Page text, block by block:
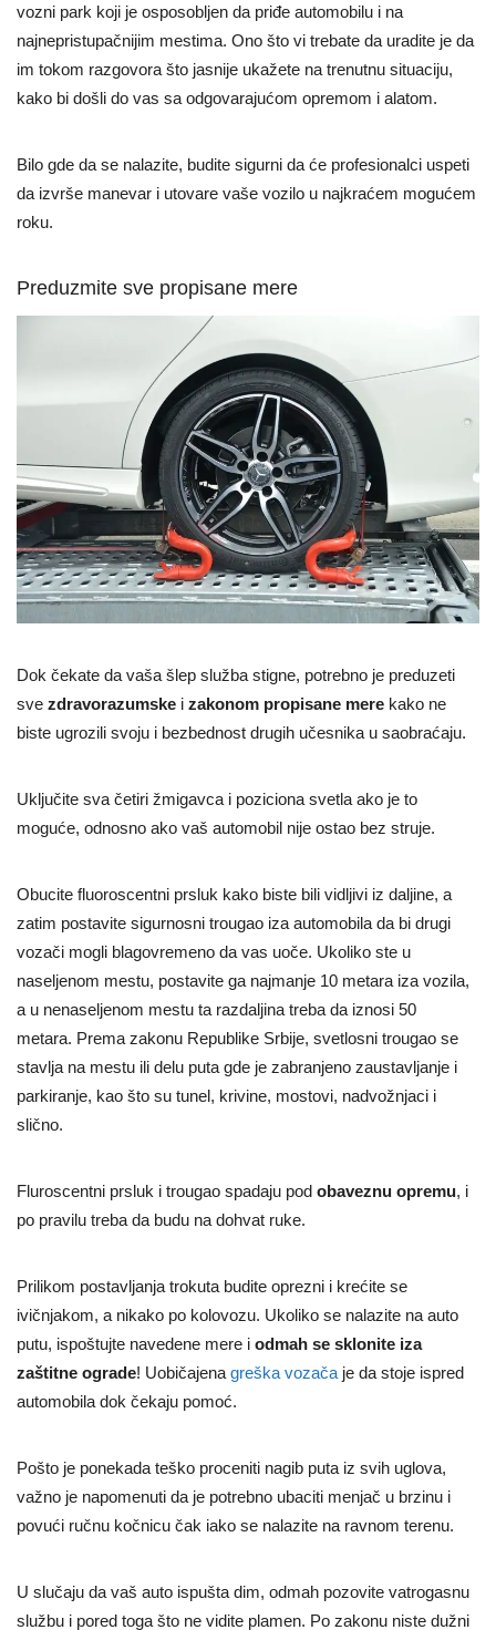
vozni park koji je osposobljen da priđe automobilu i na
najnepristupačnijim mestima. Ono što vi trebate da uradite je da
im tokom razgovora što jasnije ukažete na trenutnu situaciju,
kako bi došli do vas sa odgovarajućom opremom i alatom.
Bilo gde da se nalazite, budite sigurni da će profesionalci uspeti
da izvrše manevar i utovare vaše vozilo u najkraćem mogućem
roku.
Preduzmite sve propisane mere
Dok čekate da vaša šlep služba stigne, potrebno je preduzeti
sve zdravorazumske i zakonom propisane mere kako ne
biste ugrozili svoju i bezbednost drugih učesnika u saobraćaju.
Uključite sva četiri žmigavca i poziciona svetla ako je to
moguće, odnosno ako vaš automobil nije ostao bez struje.
Obucite fluoroscentni prsluk kako biste bili vidljivi iz daljine, a
zatim postavite sigurnosni trougao iza automobila da bi drugi
vozači mogli blagovremeno da vas uoče. Ukoliko ste u
naseljenom mestu, postavite ga najmanje 10 metara iza vozila,
a u nenaseljenom mestu ta razdaljina treba da iznosi 50
metara. Prema zakonu Republike Srbije, svetlosni trougao se
stavlja na mestu ili delu puta gde je zabranjeno zaustavljanje i
parkiranje, kao što su tunel, krivine, mostovi, nadvožnjaci i
slično.
Fluroscentni prsluk i trougao spadaju pod obaveznu opremu, i
po pravilu treba da budu na dohvat ruke.
Prilikom postavljanja trokuta budite oprezni i krećite se
ivičnjakom, a nikako po kolovozu. Ukoliko se nalazite na auto
putu, ispoštujte navedene mere i odmah se sklonite iza
zaštitne ograde! Uobičajena greška vozača je da stoje ispred
automobila dok čekaju pomoć.
Pošto je ponekada teško proceniti nagib puta iz svih uglova,
važno je napomenuti da je potrebno ubaciti menjač u brzinu i
povući ručnu kočnicu čak iako se nalazite na ravnom terenu.
U slučaju da vaš auto ispušta dim, odmah pozovite vatrogasnu
službu i pored toga što ne vidite plamen. Po zakonu niste dužni